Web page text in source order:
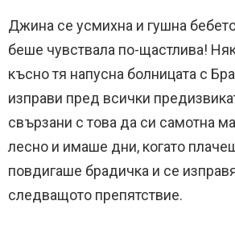
Джина се усмихна и гушна
беше чувствала по-щастлива!
късно тя напусна болницата с
изправи пред всички
свързани с това да си самотна
лесно и имаше дни, когато
повдигаше брадичка и се
следващото препятствие.